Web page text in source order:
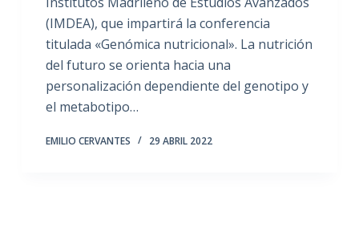
(IMDEA), que impartirá la conferencia
titulada «Genómica nutricional». La nutrición
del futuro se orienta hacia una
personalización dependiente del genotipo y
el metabotipo…
EMILIO CERVANTES 29 ABRIL 2022